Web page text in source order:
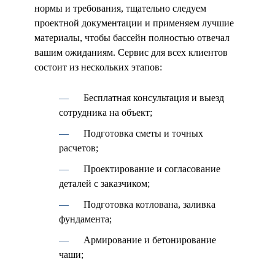
нормы и требования, тщательно следуем
проектной документации и применяем лучшие
материалы, чтобы бассейн полностью отвечал
вашим ожиданиям. Сервис для всех клиентов
состоит из нескольких этапов:
Бесплатная консультация и выезд
сотрудника на объект;
Подготовка сметы и точных
расчетов;
Проектирование и согласование
деталей с заказчиком;
Подготовка котлована, заливка
фундамента;
Армирование и бетонирование
чаши;